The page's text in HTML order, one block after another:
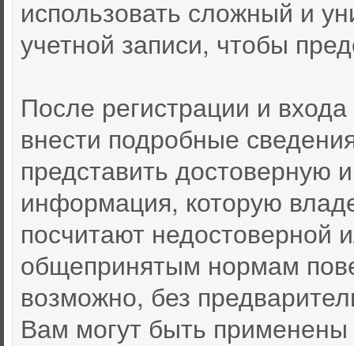
использовать сложный и
учетной записи, чтобы
После регистрации и
внести подробные
представить
информация, которую
посчитают недостоверной
общепринятым нормам
возможно, без
Вам могут быть